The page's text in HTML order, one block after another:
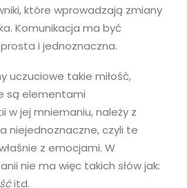
które wprowadzają zmiany
Komunikacja ma być
i jednoznaczna.
uczuciowe takie miłość,
są elementami
w jej mniemaniu, należy z
niejednoznaczne, czyli te
z emocjami. W
nie ma więc takich słów jak:
itd.